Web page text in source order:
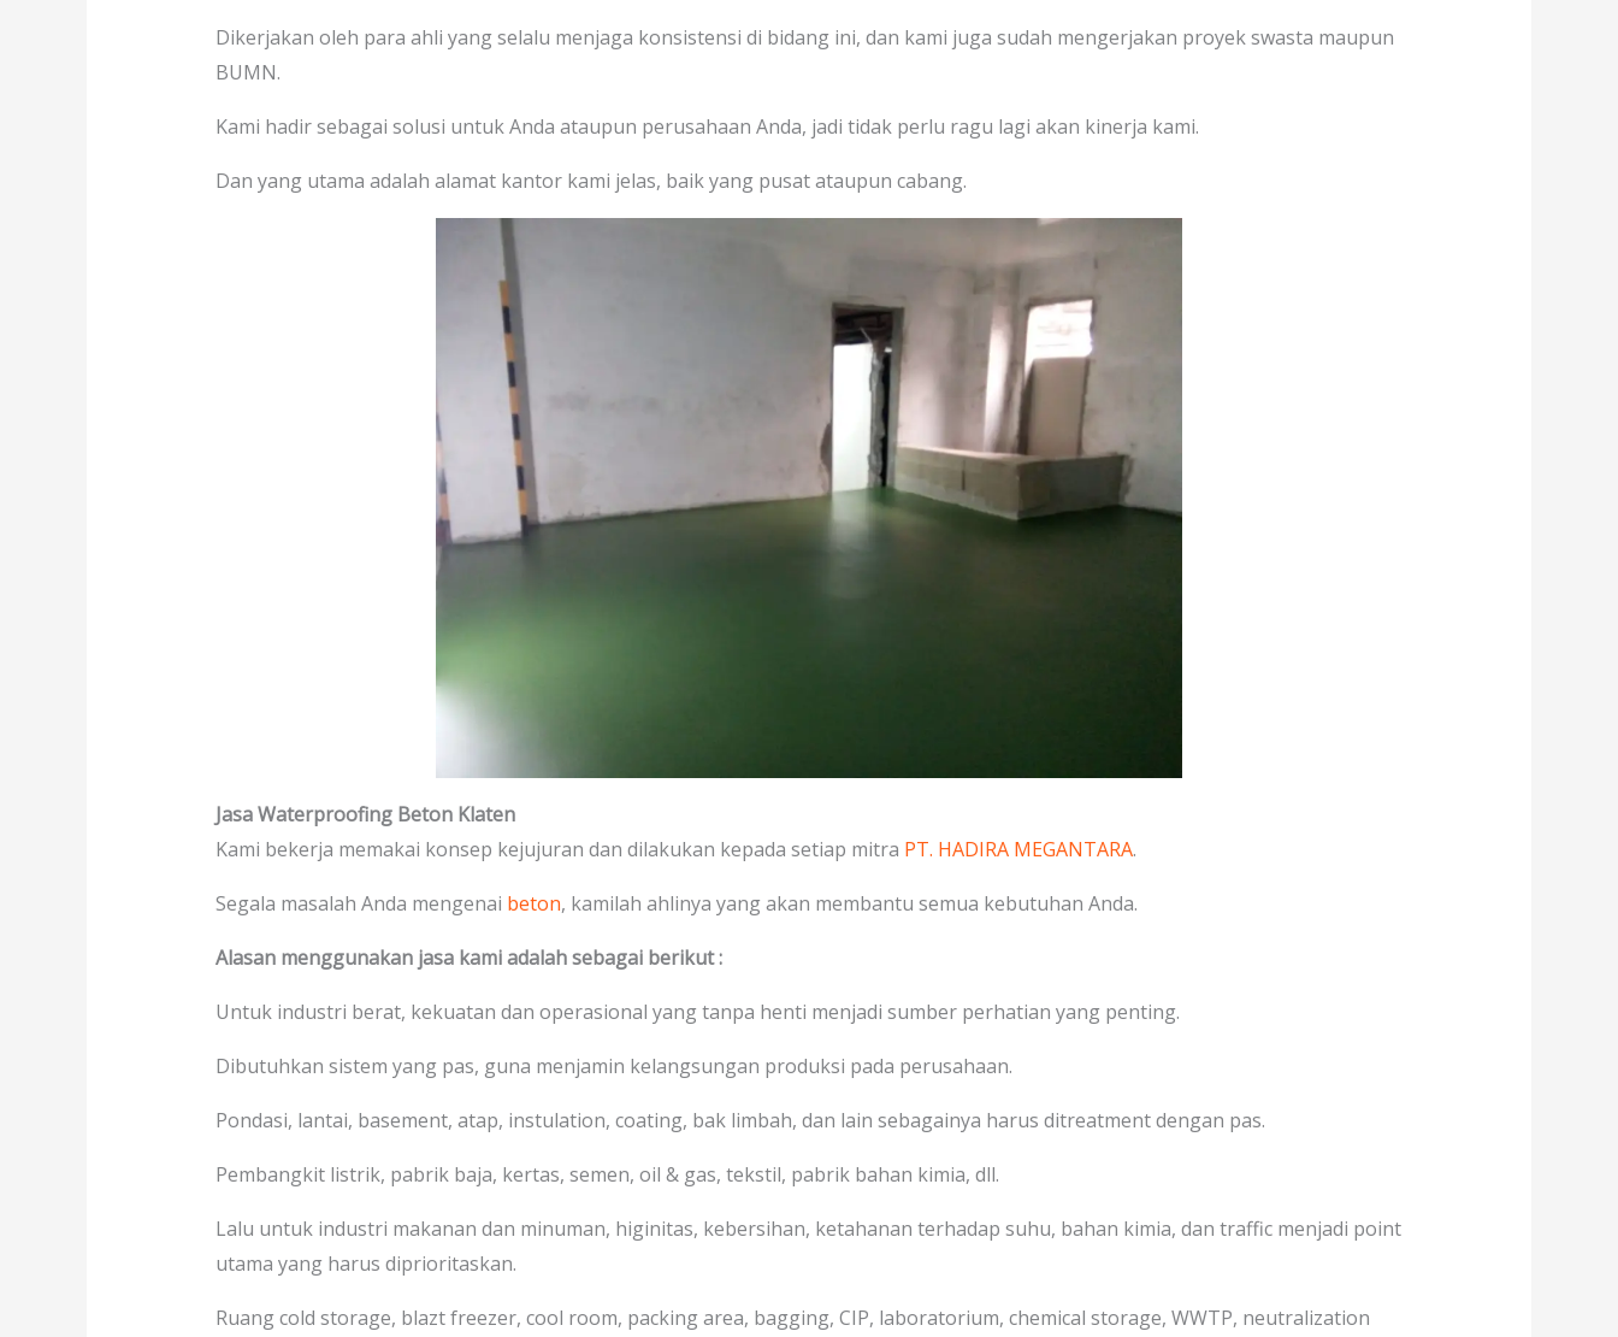
Dikerjakan oleh para ahli yang selalu menjaga konsistensi di bidang ini, dan kami juga sudah mengerjakan proyek swasta maupun
BUMN.
Kami hadir sebagai solusi untuk Anda ataupun perusahaan Anda, jadi tidak perlu ragu lagi akan kinerja kami.
Dan yang utama adalah alamat kantor kami jelas, baik yang pusat ataupun cabang.
Jasa Waterproofing Beton Klaten
Kami bekerja memakai konsep kejujuran dan dilakukan kepada setiap mitra PT. HADIRA MEGANTARA.
Segala masalah Anda mengenai beton, kamilah ahlinya yang akan membantu semua kebutuhan Anda.
Alasan menggunakan jasa kami adalah sebagai berikut :
Untuk industri berat, kekuatan dan operasional yang tanpa henti menjadi sumber perhatian yang penting.
Dibutuhkan sistem yang pas, guna menjamin kelangsungan produksi pada perusahaan.
Pondasi, lantai, basement, atap, instulation, coating, bak limbah, dan lain sebagainya harus ditreatment dengan pas.
Pembangkit listrik, pabrik baja, kertas, semen, oil & gas, tekstil, pabrik bahan kimia, dll.
Lalu untuk industri makanan dan minuman, higinitas, kebersihan, ketahanan terhadap suhu, bahan kimia, dan traffic menjadi point
utama yang harus diprioritaskan.
Ruang cold storage, blazt freezer, cool room, packing area, bagging, CIP, laboratorium, chemical storage, WWTP, neutralization